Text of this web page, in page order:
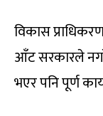
विकास
आँट सरकारले
भएर पनि पूर्ण